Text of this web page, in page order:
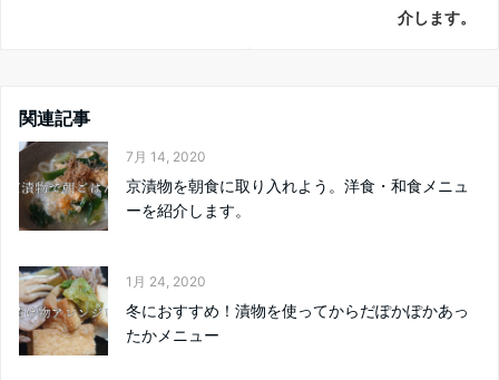
介します。
関連記事
7月 14, 2020
京漬物を朝食に取り入れよう。洋食・和食メニュ
ーを紹介します。
1月 24, 2020
冬におすすめ！漬物を使ってからだぽかぽかあっ
たかメニュー